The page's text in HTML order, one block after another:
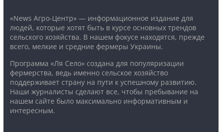
«News Агро-Центр» — информационное издание для
людей, которые хотят быть в курсе основных трендов
сельского хозяйства. В нашем фокусе находятся, прежде
всего, мелкие и средние фермеры Украины.
Программа «Ля Село» создана для популяризации
фермерства, ведь именно сельское хозяйство
поддерживает страну на пути к успешному развитию.
Наши журналисты сделают все, чтобы пребывание на
нашем сайте было максимально информативным и
интересным.